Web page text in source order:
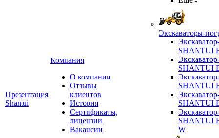
Презентация
Shantui
Компания
О компании
Отзывы
клиентов
История
Сертификаты,
лицензии
Вакансии
Экскаваторы-
SHANTUI
SHANTUI
SHANTUI
SHANTUI
SHANTUI
W